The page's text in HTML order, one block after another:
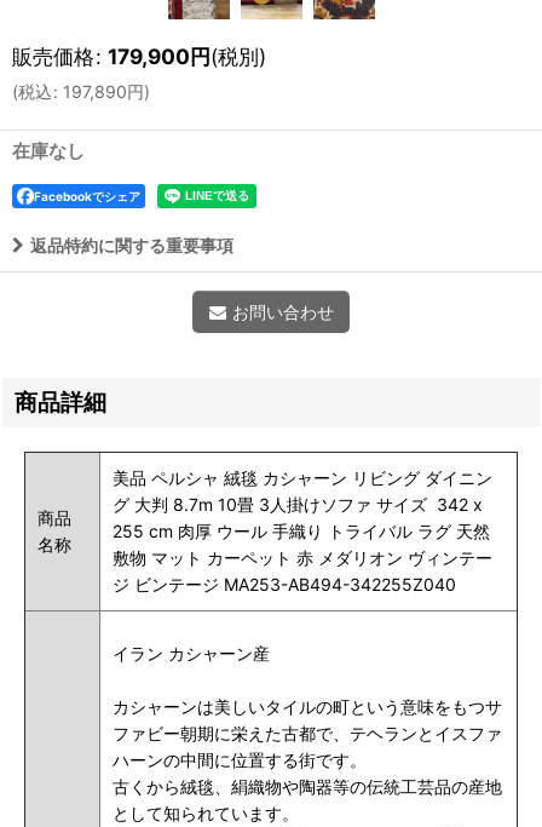
販売価格: 179,900円(税別)
(税込: 197,890円)
在庫なし
Facebookでシェア
返品特約に関する重要事項
お問い合わせ
商品詳細
商品
名称
美品 ペルシャ 絨毯 カシャーン リビング ダイニン
グ 大判 8.7m 10畳 3人掛けソファ サイズ 342 x
255 cm 肉厚 ウール 手織り トライバル ラグ 天然
敷物 マット カーペット 赤 メダリオン ヴィンテー
ジ ビンテージ MA253-AB494-342255Z040
イラン カシャーン産
カシャーンは美しいタイルの町という意味をもつサ
ファビー朝期に栄えた古都で、テヘランとイスファ
ハーンの中間に位置する街です。
古くから絨毯、絹織物や陶器等の伝統工芸品の産地
として知られています。